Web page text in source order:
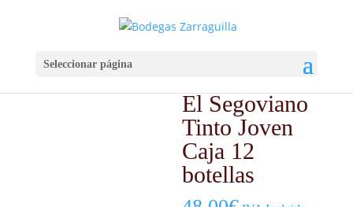
Seleccionar página
Caja 12 botellas
El Segoviano
Tinto Joven
Caja 12
botellas